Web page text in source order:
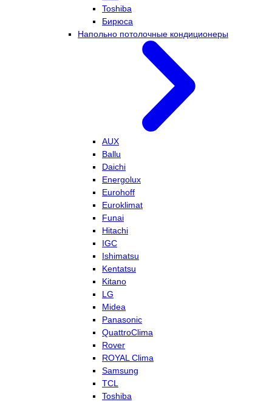
Toshiba
Бирюса
Напольно потолочные кондиционеры
AUX
Ballu
Daichi
Energolux
Eurohoff
Euroklimat
Funai
Hitachi
IGC
Ishimatsu
Kentatsu
Kitano
LG
Midea
Panasonic
QuattroClima
Rover
ROYAL Clima
Samsung
TCL
Toshiba